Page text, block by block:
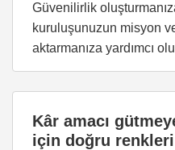
Güvenilirlik
kuruluşunuzun misyon
aktarmanıza yardımcı
Kâr amacı
için doğru